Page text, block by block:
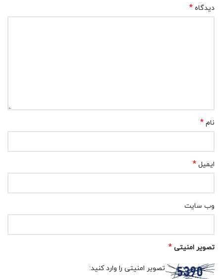
دیدگاه *
نام *
ایمیل *
وب‌ سایت
تصویر امنیتی *
تصویر امنیتی را وارد کنید: